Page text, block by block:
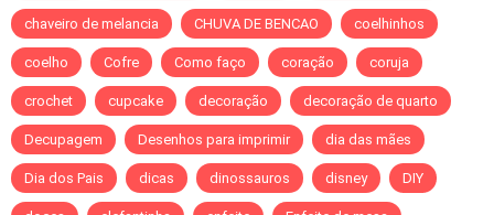
chaveiro de melancia CHUVA DE BENCAO coelhinhos
coelho Cofre Como faço coração coruja
crochet cupcake decoração decoração de quarto
Decupagem Desenhos para imprimir dia das mães
Dia dos Pais dicas dinossauros disney DIY